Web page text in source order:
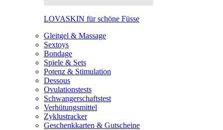
LOVASKIN für schöne Füsse
Gleitgel & Massage
Sextoys
Bondage
Spiele & Sets
Potenz & Stimulation
Dessous
Ovulationstests
Schwangerschaftstest
Verhütungsmittel
Zyklustracker
Geschenkkarten & Gutscheine